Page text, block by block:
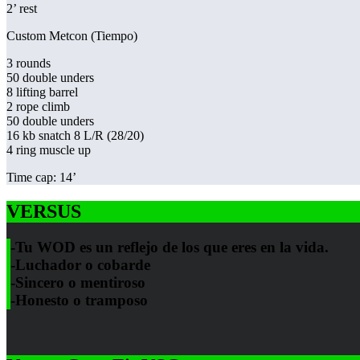
2’ rest
Custom Metcon (Tiempo)
3 rounds
50 double unders
8 lifting barrel
2 rope climb
50 double unders
16 kb snatch 8 L/R (28/20)
4 ring muscle up
Time cap: 14’
VERSUS
-Tu WOD es un reflejo de los que eres en la vida.
-Luchador o cobarde
-Sincero o mentiroso
-Honesto o tramposo